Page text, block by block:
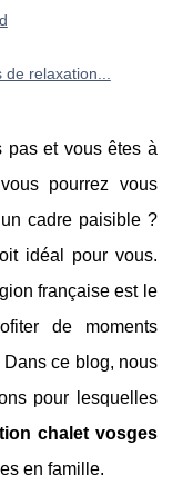
relaxation...
pas et vous êtes à
pourrez vous
cadre paisible ?
idéal pour vous.
française est le
de moments
ce blog, nous
pour lesquelles
chalet vosges
en famille.